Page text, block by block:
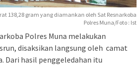
138,28 gram yang diamankan oleh Sat Resnarkoba
Polres Muna/Foto : Ist
Polres Muna melakukan
disaksikan langsung oleh camat
Dari hasil penggeledahan itu